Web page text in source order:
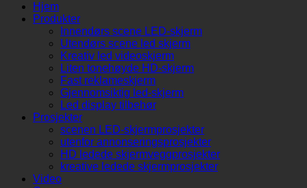
Hjem
Produkter
Innendørs scene LED-skjerm
Utendørs scene led skjerm
Kreativ led videoskjerm
Liten tonehøyde HD-skjerm
Fast reklameskjerm
Gjennomsiktig led-skjerm
Led display tilbehør
Prosjekter
scenen LED-skjermprosjekter
utenfor annonseringsprosjekter
HD ledede skjermveggprosjekter
kreative ledede skjermprosjekter
Video